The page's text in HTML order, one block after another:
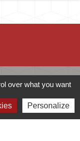
over what you want
Personalize